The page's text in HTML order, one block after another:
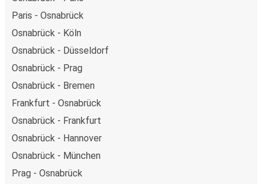
Paris - Osnabrück
Osnabrück - Köln
Osnabrück - Düsseldorf
Osnabrück - Prag
Osnabrück - Bremen
Frankfurt - Osnabrück
Osnabrück - Frankfurt
Osnabrück - Hannover
Osnabrück - München
Prag - Osnabrück